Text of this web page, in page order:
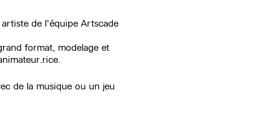
de l'équipe Artscade
format, modelage et
de la musique ou un jeu